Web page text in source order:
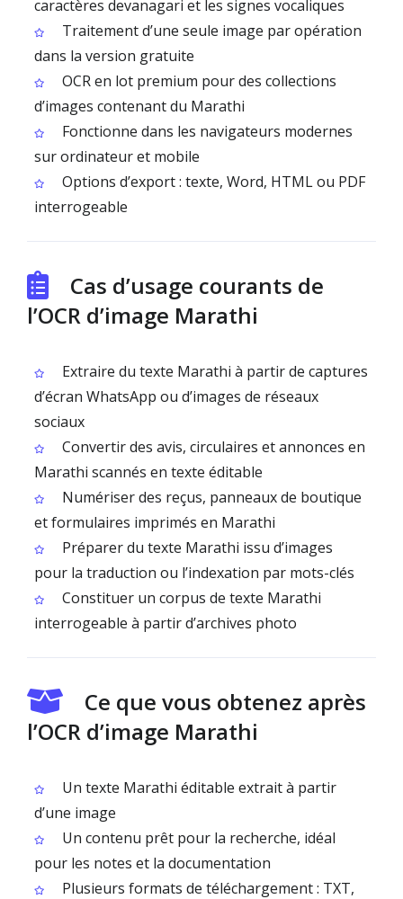
caractères devanagari et les signes vocaliques
Traitement d’une seule image par opération
dans la version gratuite
OCR en lot premium pour des collections
d’images contenant du Marathi
Fonctionne dans les navigateurs modernes
sur ordinateur et mobile
Options d’export : texte, Word, HTML ou PDF
interrogeable
Cas d’usage courants de
l’OCR d’image Marathi
Extraire du texte Marathi à partir de captures
d’écran WhatsApp ou d’images de réseaux
sociaux
Convertir des avis, circulaires et annonces en
Marathi scannés en texte éditable
Numériser des reçus, panneaux de boutique
et formulaires imprimés en Marathi
Préparer du texte Marathi issu d’images
pour la traduction ou l’indexation par mots-clés
Constituer un corpus de texte Marathi
interrogeable à partir d’archives photo
Ce que vous obtenez après
l’OCR d’image Marathi
Un texte Marathi éditable extrait à partir
d’une image
Un contenu prêt pour la recherche, idéal
pour les notes et la documentation
Plusieurs formats de téléchargement : TXT,